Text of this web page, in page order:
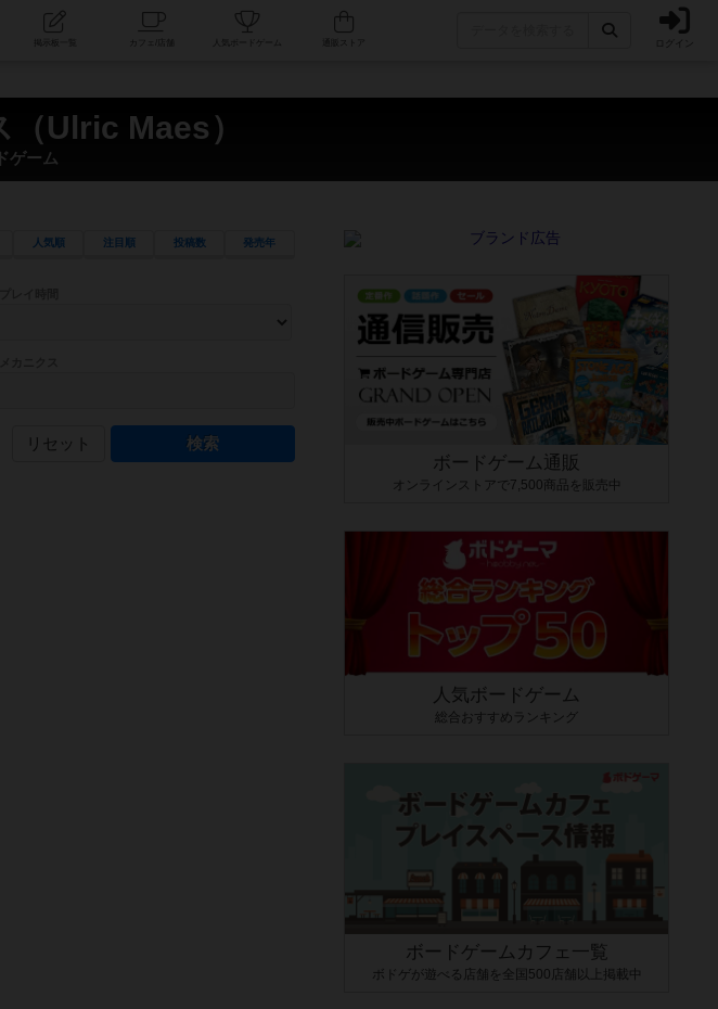
コミュニティ 人気ボードゲーム ログイン
Ulric Maes）
ゲーム
人気順 注目順 投稿数 発売年
目安となる所要時間を指定することができます。マニュアルを読む時間や参加者へのルール説明時間は含まれていないため、初めて
ます。直感的にゲームシステムを理解できるよう、中世ファンタジー・クッキング・海賊同士の対決など、ゲームコンセプトを絞
ゲーム性を構成するコアシステムです。主にボードゲームに慣れている方向けの絞込機能です。例えば「ダイスロール」はランダ
リセット
ボードゲーム通販
オンラインストアで7,500商品を販売中
人気ボードゲーム
総合おすすめランキング
ボードゲームカフェ一覧
ボドゲが遊べる店舗を全国500店舗以上掲載中